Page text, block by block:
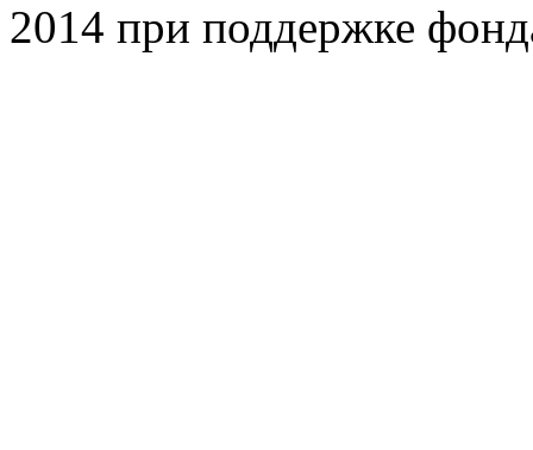
2014 при поддержке